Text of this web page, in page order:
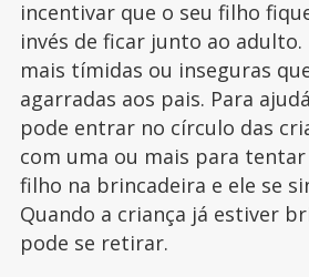
incentivar que o seu filho
invés de ficar junto ao adulto.
mais tímidas ou inseguras
agarradas aos pais. Para
pode entrar no círculo das
com uma ou mais para
filho na brincadeira e ele se
Quando a criança já estiver
pode se retirar.